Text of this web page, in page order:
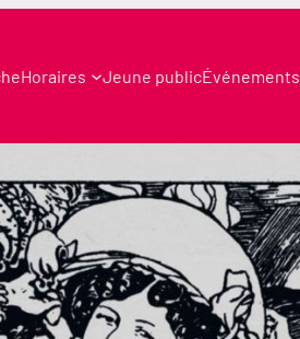
Horaires Jeune publicÉvénements